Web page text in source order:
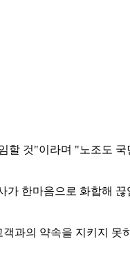
것"이라며 "노조도 국
한마음으로 화합해
과의 약속을 지키지 못